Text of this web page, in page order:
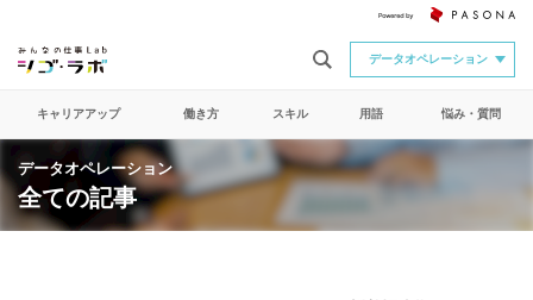
データオペレーション
キャリアアップ 働き方 スキル 用語 悩み・質問
データオペレーション
全ての記事